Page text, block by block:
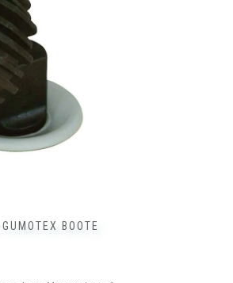
BOOTE